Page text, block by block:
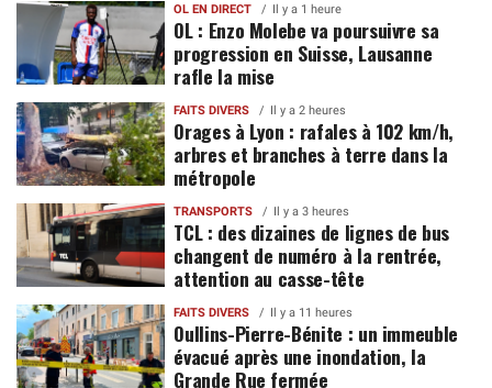
OL EN DIRECT Il y a 1 heure
OL : Enzo Molebe va poursuivre sa
progression en Suisse, Lausanne
rafle la mise
FAITS DIVERS Il y a 2 heures
Orages à Lyon : rafales à 102 km/h,
arbres et branches à terre dans la
métropole
TRANSPORTS Il y a 3 heures
TCL : des dizaines de lignes de bus
changent de numéro à la rentrée,
attention au casse-tête
FAITS DIVERS Il y a 11 heures
Oullins-Pierre-Bénite : un immeuble
évacué après une inondation, la
Grande Rue fermée